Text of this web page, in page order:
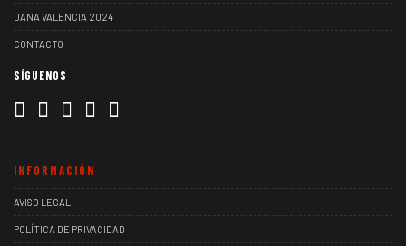
DANA VALENCIA 2024
CONTACTO
SÍGUENOS
INFORMACIÓN
AVISO LEGAL
POLÍTICA DE PRIVACIDAD